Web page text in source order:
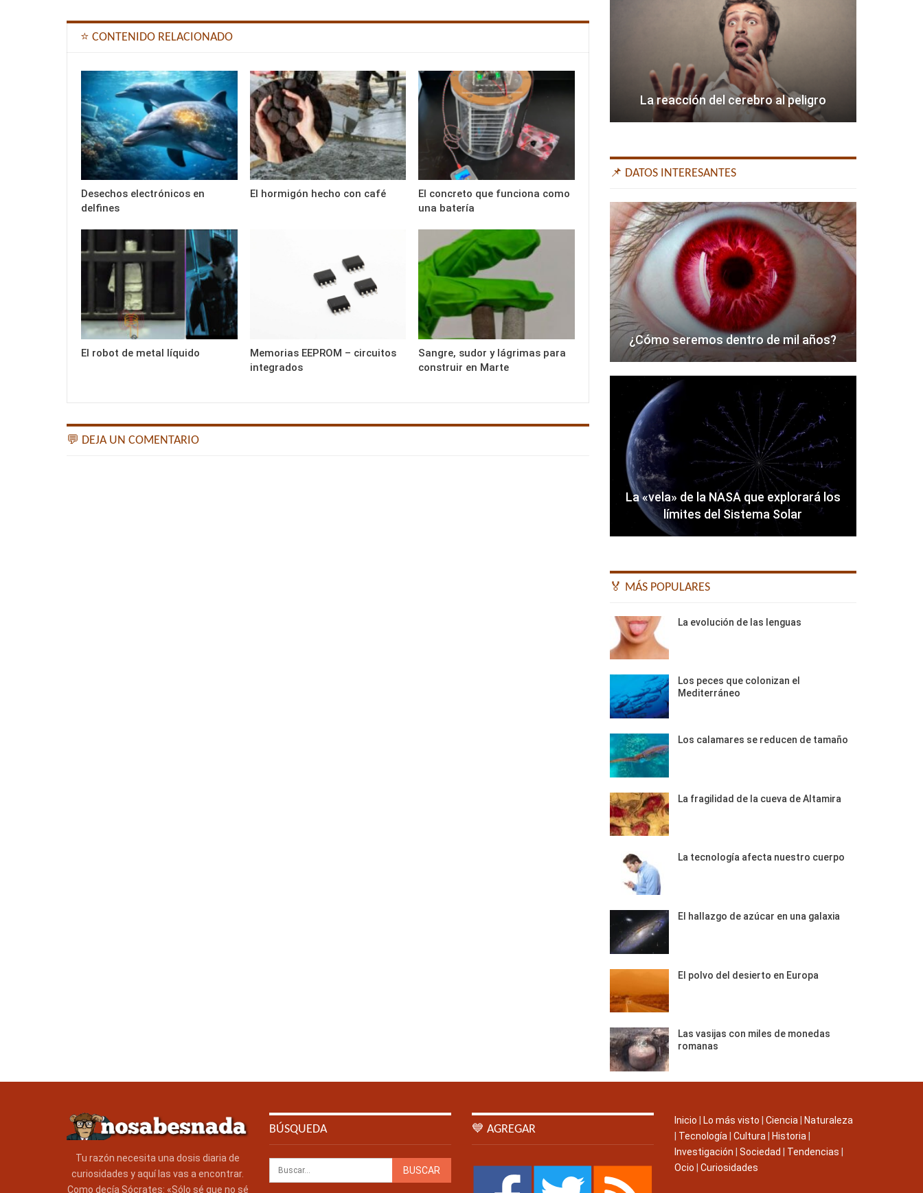
⭐ CONTENIDO RELACIONADO
Desechos electrónicos en
delfines
El hormigón hecho con café
El concreto que funciona como
una batería
El robot de metal líquido
Memorias EEPROM – circuitos
integrados
Sangre, sudor y lágrimas para
construir en Marte
💬 DEJA UN COMENTARIO
La reacción del cerebro al peligro
📌 DATOS INTERESANTES
¿Cómo seremos dentro de mil años?
La «vela» de la NASA que explorará los
límites del Sistema Solar
🏅 MÁS POPULARES
La evolución de las lenguas
Los peces que colonizan el
Mediterráneo
Los calamares se reducen de tamaño
La fragilidad de la cueva de Altamira
La tecnología afecta nuestro cuerpo
El hallazgo de azúcar en una galaxia
El polvo del desierto en Europa
Las vasijas con miles de monedas
romanas
Tu razón necesita una dosis diaria de
curiosidades y aquí las vas a encontrar.
Como decía Sócrates: «Sólo sé que no sé
BÚSQUEDA 💙 AGREGAR
Inicio Lo más visto Ciencia
Naturaleza
Tecnología Cultura Historia
Investigación
Sociedad Tendencias
Ocio
Curiosidades